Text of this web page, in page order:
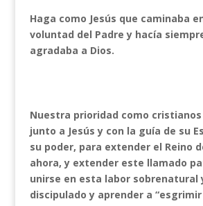
Haga como Jesús que caminaba
voluntad del Padre y hacía
agradaba a Dios.
Nuestra prioridad como
junto a Jesús y con la guía de su
su poder, para extender el Reino
ahora, y extender este llamado
unirse en esta labor sobrenatural
discipulado y aprender a